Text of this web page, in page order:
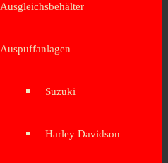
Ausgleichsbehälter
Auspuffanlagen
Suzuki
Harley Davidson